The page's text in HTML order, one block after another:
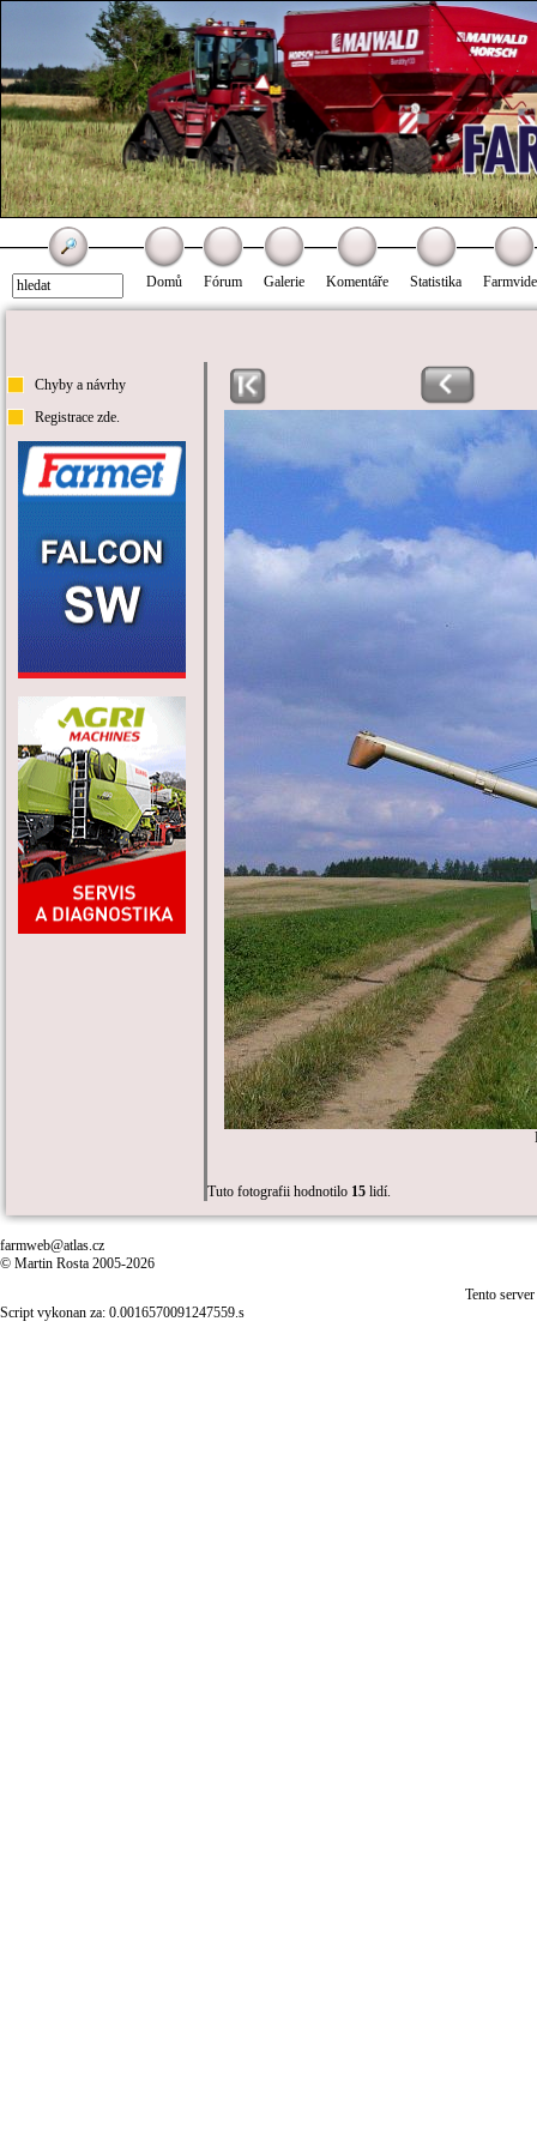
Domů Fórum Galerie Komentáře Statistika
Chyby a návrhy
Registrace zde.
Tuto fotografii hodnotilo 15 lidí.
farmweb@atlas.cz
© Martin Rosta 2005-2026
Tento
Script vykonan za: 0.0016570091247559.s